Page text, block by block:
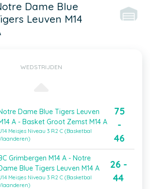
Dame Blue
Leuven M14
WEDSTRIJDEN
Dame Blue Tigers Leuven
A - Basket Groot Zemst M14 A
Meisjes Niveau 3 R2 C (Basketbal
75
-
46
Grimbergen M14 A - Notre
Blue Tigers Leuven M14 A
Meisjes Niveau 3 R2 C (Basketbal
26 -
44